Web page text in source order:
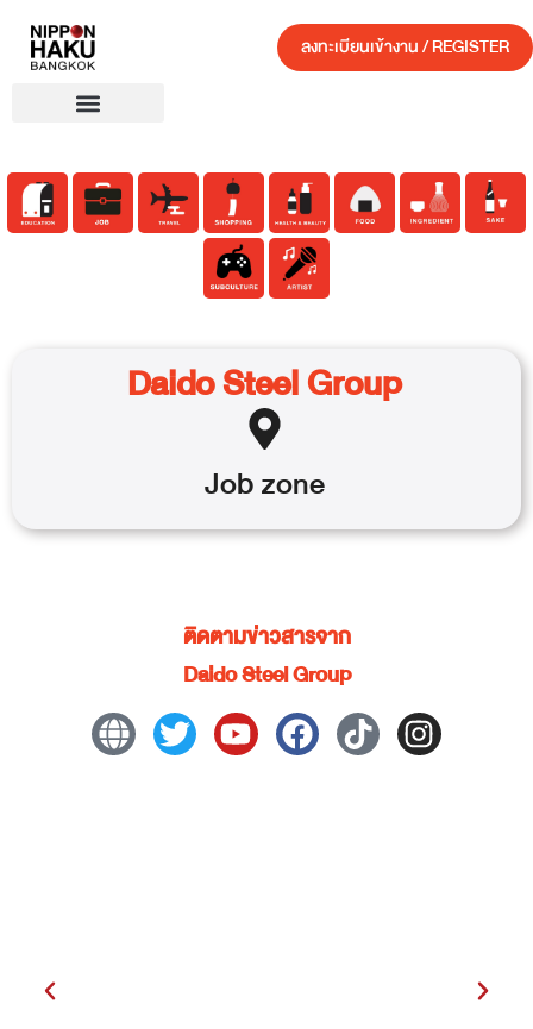
ลงทะเบียนเข้างาน / REGISTER
Daido Steel Group
Jobzone
ติดตามข่าวสารจาก
Daido Steel Group